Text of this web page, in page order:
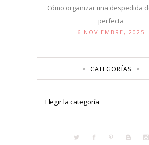
Cómo organizar una despedida
perfecta
6 NOVIEMBRE, 2025
CATEGORÍAS